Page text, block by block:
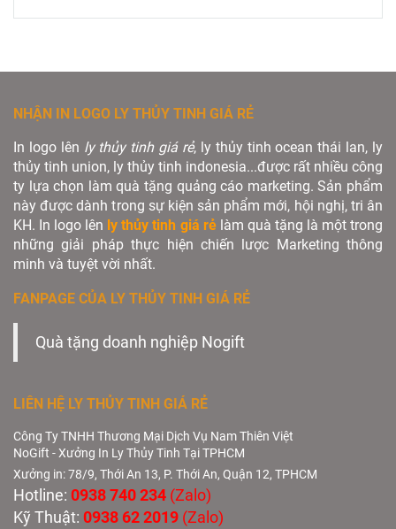
NHẬN IN LOGO LY THỦY TINH GIÁ RẺ
In logo lên ly thủy tinh giá rẻ, ly thủy tinh ocean thái lan, ly
thủy tinh union, ly thủy tinh indonesia...được rất nhiều công
ty lựa chọn làm quà tặng quảng cáo marketing. Sản phẩm
này được dành trong sự kiện sản phẩm mới, hội nghị, tri ân
KH. In logo lên ly thủy tinh giá rẻlàm quà tặng là một trong
những giải pháp thực hiện chiến lược Marketing thông
minh và tuyệt vời nhất.
FANPAGE CỦA LY THỦY TINH GIÁ RẺ
Quà tặng doanh nghiệp Nogift
LIÊN HỆ LY THỦY TINH GIÁ RẺ
Công Ty TNHH Thương Mại Dịch Vụ Nam Thiên Việt
NoGift - Xưởng In Ly Thủy Tinh Tại TPHCM
Xưởng in: 78/9, Thới An 13, P. Thới An, Quận 12, TPHCM
Hotline: 0938 740 234 (Zalo)
Kỹ Thuật: 0938 62 2019 (Zalo)